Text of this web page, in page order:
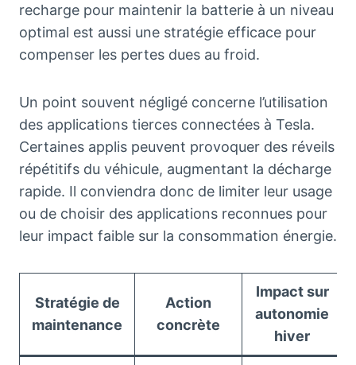
recharge pour maintenir la batterie à un niveau
optimal est aussi une stratégie efficace pour
compenser les pertes dues au froid.
Un point souvent négligé concerne l’utilisation
des applications tierces connectées à Tesla.
Certaines applis peuvent provoquer des réveils
répétitifs du véhicule, augmentant la décharge
rapide. Il conviendra donc de limiter leur usage
ou de choisir des applications reconnues pour
leur impact faible sur la consommation énergie.
Stratégie de
maintenance
Action
concrète
Impact sur
autonomie
hiver